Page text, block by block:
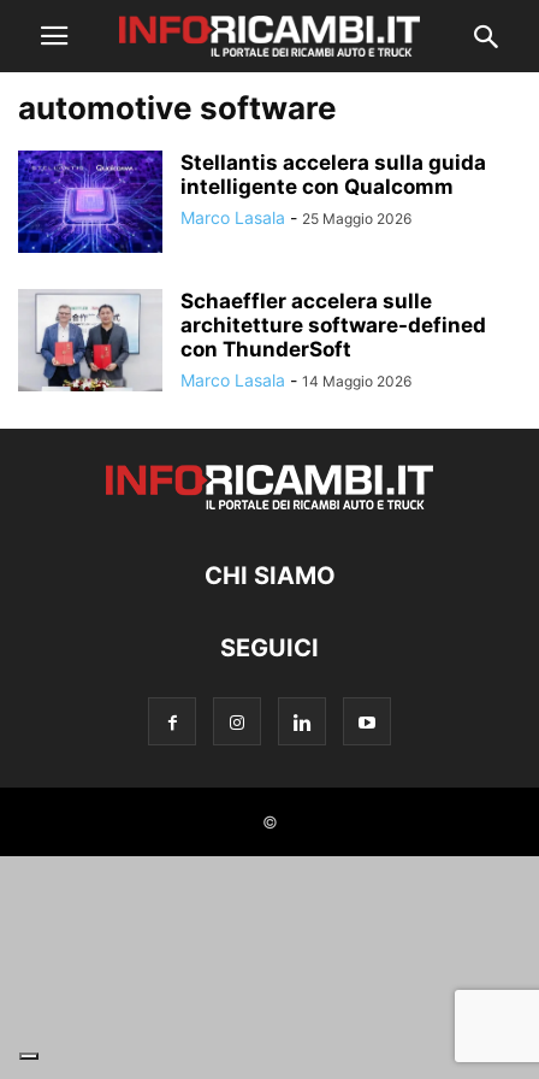
automotive software
Stellantis accelera sulla guida
intelligente con Qualcomm
Marco Lasala - 25 Maggio 2026
Schaeffler accelera sulle
architetture software-defined
con ThunderSoft
Marco Lasala - 14 Maggio 2026
CHI SIAMO
SEGUICI
©